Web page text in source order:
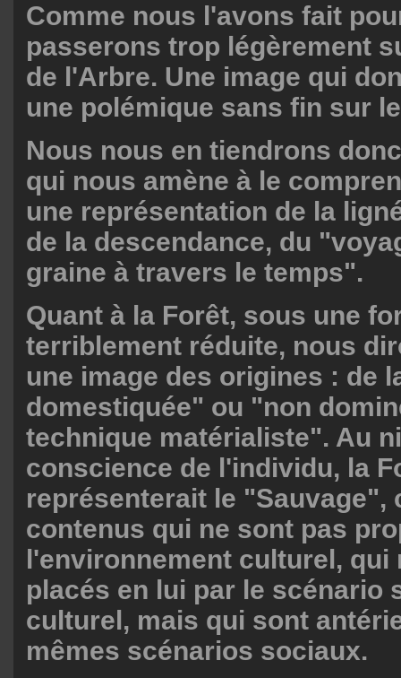
Comme nous l'avons fait
passerons trop légèrement
de l'Arbre. Une image qui
une polémique sans fin sur
Nous nous en tiendrons
qui nous amène à le
une représentation de la
de la descendance, du
graine à travers le temps".
Quant à la Forêt, sous une
terriblement réduite, nous
une image des origines : de
domestiquée" ou "non
technique matérialiste". Au
conscience de l'individu, la
représenterait le "Sauvage",
contenus qui ne sont pas
l'environnement culturel, qui
placés en lui par le scénario
culturel, mais qui sont
mêmes scénarios sociaux.